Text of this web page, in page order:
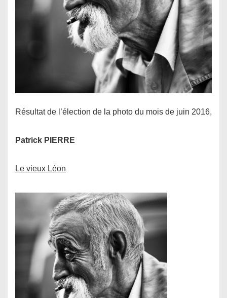
Résultat de l’élection de la photo du mois de juin 2016,
Patrick PIERRE
Le vieux Léon